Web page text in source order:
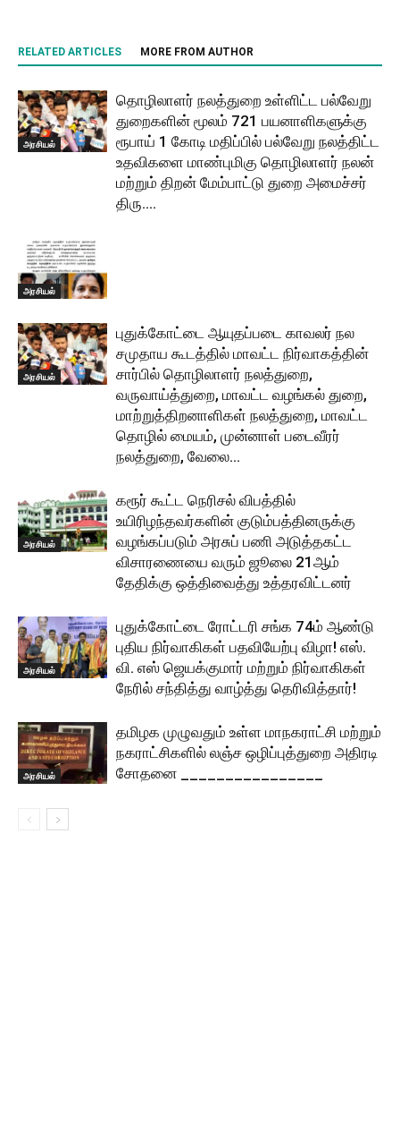
RELATED ARTICLES MORE FROM AUTHOR
அரசியல்
தொழிலாளர் நலத்துறை உள்ளிட்ட பல்வேறு
துறைகளின் மூலம் 721 பயனாளிகளுக்கு
ரூபாய் 1 கோடி மதிப்பில் பல்வேறு நலத்திட்ட
உதவிகளை மாண்புமிகு தொழிலாளர் நலன்
மற்றும் திறன் மேம்பாட்டு துறை அமைச்சர்
திரு....
அரசியல்
அரசியல்
புதுக்கோட்டை ஆயுதப்படை காவலர் நல
சமுதாய கூடத்தில் மாவட்ட நிர்வாகத்தின்
சார்பில் தொழிலாளர் நலத்துறை,
வருவாய்த்துறை, மாவட்ட வழங்கல் துறை,
மாற்றுத்திறனாளிகள் நலத்துறை, மாவட்ட
தொழில் மையம், முன்னாள் படைவீரர்
நலத்துறை, வேலை...
அரசியல்
கரூர் கூட்ட நெரிசல் விபத்தில்
உயிரிழந்தவர்களின் குடும்பத்தினருக்கு
வழங்கப்படும் அரசுப் பணி அடுத்தகட்ட
விசாரணையை வரும் ஜூலை 21ஆம்
தேதிக்கு ஒத்திவைத்து உத்தரவிட்டனர்
அரசியல்
புதுக்கோட்டை ரோட்டரி சங்க 74ம் ஆண்டு
புதிய நிர்வாகிகள் பதவியேற்பு விழா! எஸ்.
வி. எஸ் ஜெயக்குமார் மற்றும் நிர்வாகிகள்
நேரில் சந்தித்து வாழ்த்து தெரிவித்தார்!
அரசியல்
தமிழக முழுவதும் உள்ள மாநகராட்சி மற்றும்
நகராட்சிகளில் லஞ்ச ஒழிப்புத்துறை அதிரடி
சோதனை ________________